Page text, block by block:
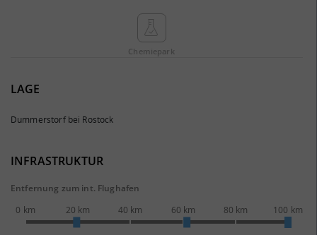
Chemie­park
LAGE
Dummerstorf bei Rostock
INFRASTRUKTUR
Entfernung zum int. Flughafen
0 km
20 km 40 km 60 km 80 km 100 km